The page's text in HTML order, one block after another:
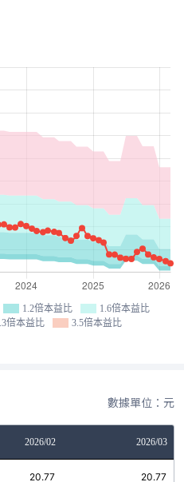
1.2倍本益比
1.6倍本益比
倍本益比 3.5倍本益比
數據單位：元
2026/02 2026/03
20.77 20.77